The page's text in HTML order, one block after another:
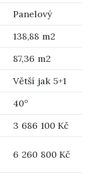
Panelový
138,88 m2
87,36 m2
Větší jak 5+1
40°
3 686 100 Kč
6 260 800 Kč